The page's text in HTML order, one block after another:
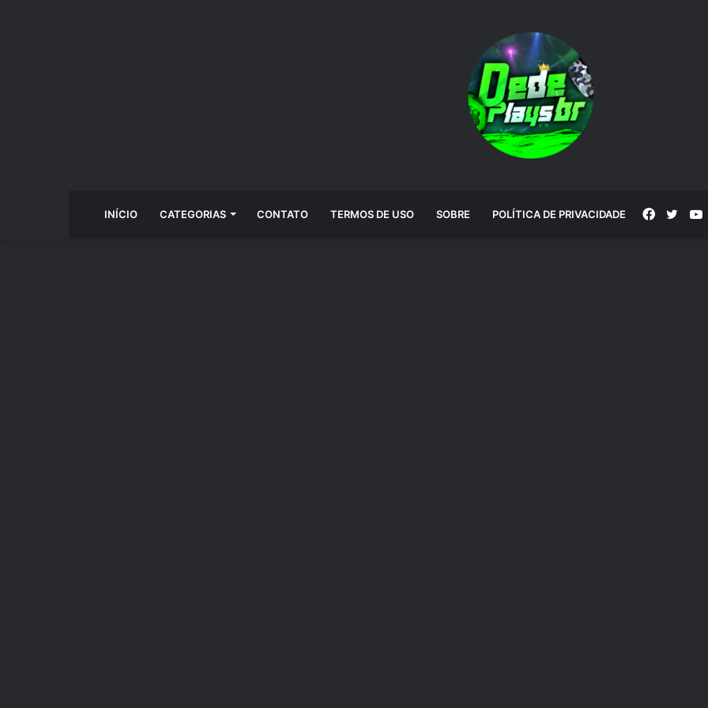
INÍCIO CATEGORIAS CONTATO TERMOS DE USO SOBRE POLÍTICA DE PRIVACIDADE Facebook